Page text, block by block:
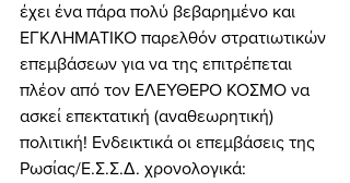
έχει ένα πάρα πολύ βεβαρημένο και
ΕΓΚΛΗΜΑΤΙΚΟ παρελθόν στρατιωτικών
επεμβάσεων για να της επιτρέπεται
πλέον από τον ΕΛΕΥΘΕΡΟ ΚΟΣΜΟ να
ασκεί επεκτατική (αναθεωρητική)
πολιτική! Ενδεικτικά οι επεμβάσεις της
Ρωσίας/Ε.Σ.Σ.Δ. χρονολογικά: